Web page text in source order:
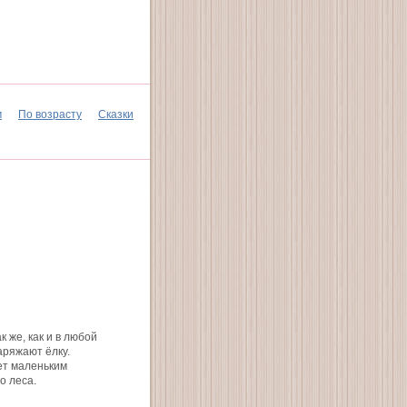
По возрасту Сказки
же, как и в любой
ёлку.
маленьким
леса.